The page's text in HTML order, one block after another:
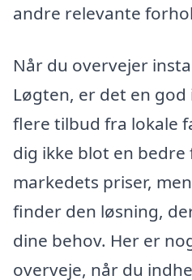
andre relevante
Når du overvejer
Løgten, er det en
flere tilbud fra lokale
dig ikke blot en
markedets priser,
finder den løsning,
dine behov. Her er
overveje, når du